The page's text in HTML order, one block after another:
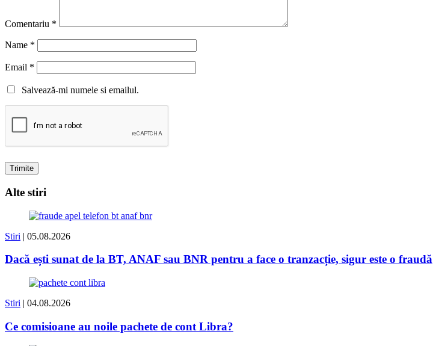
Comentariu *
Name *
Email *
Salvează-mi numele si emailul.
Alte stiri
Stiri | 05.08.2026
Dacă ești sunat de la BT, ANAF sau BNR pentru a face o tranzacție, sigur este o fraudă
Stiri | 04.08.2026
Ce comisioane au noile pachete de cont Libra?